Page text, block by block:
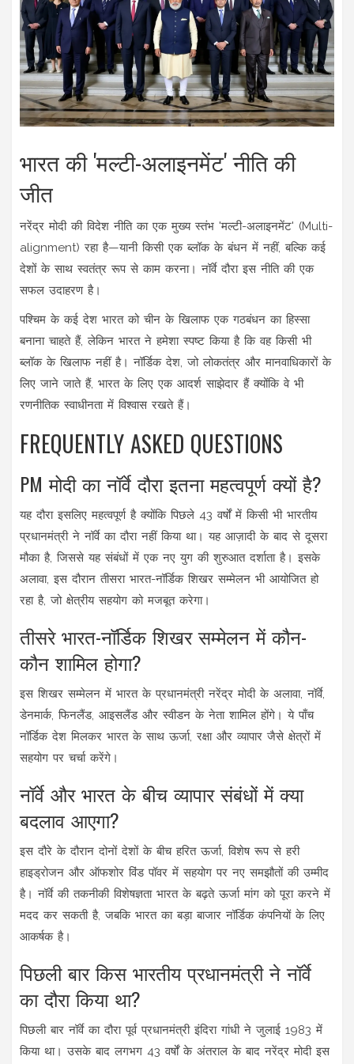
भारत की 'मल्टी-अलाइनमेंट' नीति की
जीत
नरेंद्र मोदी की विदेश नीति का एक मुख्य स्तंभ 'मल्टी-अलाइनमेंट' (Multi-
alignment) रहा है—यानी किसी एक ब्लॉक के बंधन में नहीं, बल्कि कई
देशों के साथ स्वतंत्र रूप से काम करना। नॉर्वे दौरा इस नीति की एक
सफल उदाहरण है।
पश्चिम के कई देश भारत को चीन के खिलाफ एक गठबंधन का हिस्सा
बनाना चाहते हैं, लेकिन भारत ने हमेशा स्पष्ट किया है कि वह किसी भी
ब्लॉक के खिलाफ नहीं है। नॉर्डिक देश, जो लोकतंत्र और मानवाधिकारों के
लिए जाने जाते हैं, भारत के लिए एक आदर्श साझेदार हैं क्योंकि वे भी
रणनीतिक स्वाधीनता में विश्वास रखते हैं।
FREQUENTLY ASKED QUESTIONS
PM मोदी का नॉर्वे दौरा इतना महत्वपूर्ण क्यों है?
यह दौरा इसलिए महत्वपूर्ण है क्योंकि पिछले 43 वर्षों में किसी भी भारतीय
प्रधानमंत्री ने नॉर्वे का दौरा नहीं किया था। यह आज़ादी के बाद से दूसरा
मौका है, जिससे यह संबंधों में एक नए युग की शुरुआत दर्शाता है। इसके
अलावा, इस दौरान तीसरा भारत-नॉर्डिक शिखर सम्मेलन भी आयोजित हो
रहा है, जो क्षेत्रीय सहयोग को मजबूत करेगा।
तीसरे भारत-नॉर्डिक शिखर सम्मेलन में कौन-
कौन शामिल होगा?
इस शिखर सम्मेलन में भारत के प्रधानमंत्री नरेंद्र मोदी के अलावा, नॉर्वे,
डेनमार्क, फिनलैंड, आइसलैंड और स्वीडन के नेता शामिल होंगे। ये पाँच
नॉर्डिक देश मिलकर भारत के साथ ऊर्जा, रक्षा और व्यापार जैसे क्षेत्रों में
सहयोग पर चर्चा करेंगे।
नॉर्वे और भारत के बीच व्यापार संबंधों में क्या
बदलाव आएगा?
इस दौरे के दौरान दोनों देशों के बीच हरित ऊर्जा, विशेष रूप से हरी
हाइड्रोजन और ऑफशोर विंड पॉवर में सहयोग पर नए समझौतों की उम्मीद
है। नॉर्वे की तकनीकी विशेषज्ञता भारत के बढ़ते ऊर्जा मांग को पूरा करने में
मदद कर सकती है, जबकि भारत का बड़ा बाजार नॉर्डिक कंपनियों के लिए
आकर्षक है।
पिछली बार किस भारतीय प्रधानमंत्री ने नॉर्वे
का दौरा किया था?
पिछली बार नॉर्वे का दौरा पूर्व प्रधानमंत्री इंदिरा गांधी ने जुलाई 1983 में
किया था। उसके बाद लगभग 43 वर्षों के अंतराल के बाद नरेंद्र मोदी इस